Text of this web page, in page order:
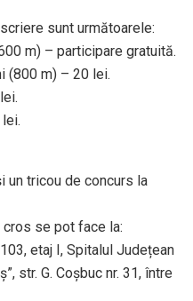
sunt următoarele:
m) – participare gratuită.
(800 m) – 20 lei.
un tricou de concurs la
se pot face la:
etaj I, Spitalul Județean
str. G. Coșbuc nr. 31, între